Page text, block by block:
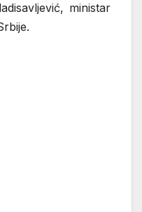
ministar